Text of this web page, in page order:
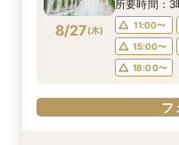
18:00〜
フ
18:00〜
フ
18:00〜
フ
18:00〜
フ
18:00〜
フ
18:00〜
フ
18:00〜
フ
8/27(木)
会◆
所要時間：3
11:00〜
15:00〜
18:00〜
フ